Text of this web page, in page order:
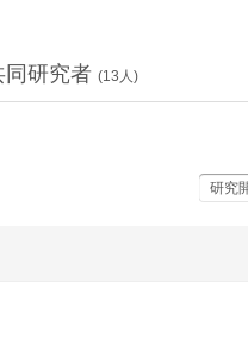
同研究者 (13 人)